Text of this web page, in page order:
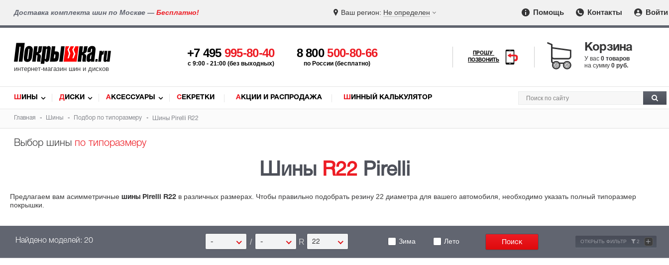
Доставка комплекта шин по Москве — Бесплатно! Ваш регион: Не определен Помощь Контакты Войти
интернет-магазин шин и дисков
+7 495 995-80-40
c 9:00 - 21:00 (без выходных)
8 800500-80-66
по России (бесплатно)
ПРОШУ
ПОЗВОНИТЬ
Корзина
У вас 0 товаров
на сумму 0 руб.
ШИНЫ ДИСКИ АКСЕССУАРЫ СЕКРЕТКИ АКЦИИ И РАСПРОДАЖА ШИННЫЙ КАЛЬКУЛЯТОР
Главная Шины Подбор по типоразмеру Шины Pirelli R22
Выбор шины по типоразмеру
Шины R22Pirelli
Предлагаем вам асимметричные шины Pirelli R22 в различных размерах. Чтобы правильно подобрать резину 22 диаметра для вашего автомобиля, необходимо указать полный типоразмер
покрышки.
Найдено моделей: 20 - / - R 22 Зима Лето ОТКРЫТЬ ФИЛЬТР 2 +